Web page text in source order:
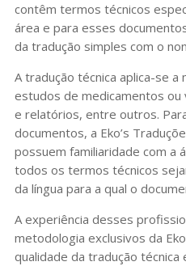
contêm termos técnicos
área e para esses
da tradução simples com o
A tradução técnica aplica-se a
estudos de medicamentos ou
e relatórios, entre outros.
documentos, a Eko’s
possuem familiaridade com a
todos os termos técnicos
da língua para a qual o
A experiência desses
metodologia exclusivos da
qualidade da tradução técnica